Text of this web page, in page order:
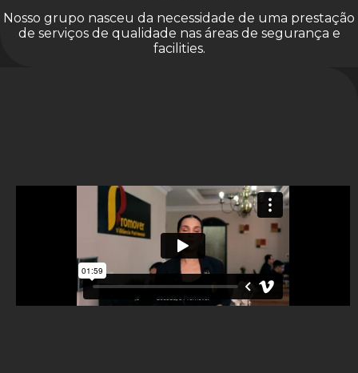
Nosso grupo nasceu da necessidade de uma prestação
de serviços de qualidade nas áreas de segurança e
facilities.